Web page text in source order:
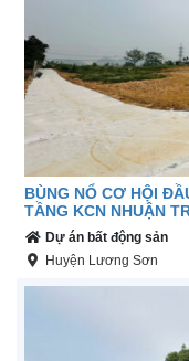
BÙNG NỔ CƠ HỘI
TẦNG KCN NHUẬN
Dự án bất động sản
Huyện Lương Sơn